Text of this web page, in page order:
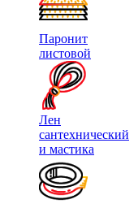
Паронит
листовой
Лен
сантехнический
и мастика